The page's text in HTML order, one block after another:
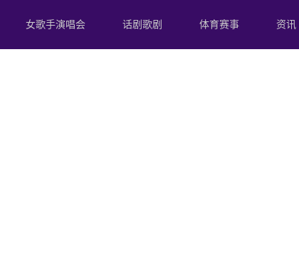
女歌手演唱会 话剧歌剧 体育赛事 资讯